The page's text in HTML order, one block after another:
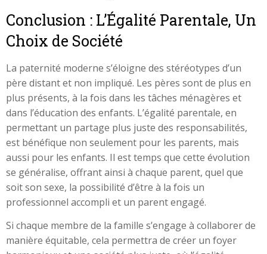
Conclusion : L’Égalité Parentale, Un
Choix de Société
La paternité moderne s’éloigne des stéréotypes d’un
père distant et non impliqué. Les pères sont de plus en
plus présents, à la fois dans les tâches ménagères et
dans l’éducation des enfants. L’égalité parentale, en
permettant un partage plus juste des responsabilités,
est bénéfique non seulement pour les parents, mais
aussi pour les enfants. Il est temps que cette évolution
se généralise, offrant ainsi à chaque parent, quel que
soit son sexe, la possibilité d’être à la fois un
professionnel accompli et un parent engagé.
Si chaque membre de la famille s’engage à collaborer de
manière équitable, cela permettra de créer un foyer